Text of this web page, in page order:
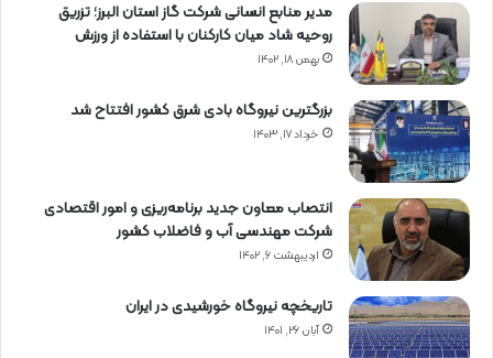
مدیر منابع انسانی شرکت گاز استان البرز؛ تزریق
روحیه شاد میان کارکنان با استفاده از ورزش
بهمن ۱۸, ۱۴۰۲
بزرگترین نیروگاه بادی شرق کشور افتتاح شد
خرداد ۱۷, ۱۴۰۳
انتصاب معاون جدید برنامه‌ریزی و امور اقتصادی
شرکت مهندسی آب و فاضلاب کشور
اردیبهشت ۶, ۱۴۰۲
تاریخچه نیروگاه خورشیدی در ایران
آبان ۲۶, ۱۴۰۱